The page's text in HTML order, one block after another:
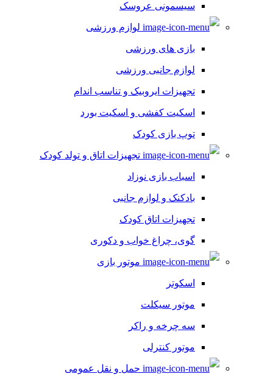
سیسمونی عروسک
لوازم ورزشی
بازی های ورزشی
لوازم جانبی ورزشی
تجهیزات ایروبیک و تناسب اندام
اسکیت کفشی و اسکیت بورد
توپ بازی کودک
تجهیزات اتاق و تولد کودک
اسباب بازی نوزاد
بادکنک و لوازم جانبی
تجهیزات اتاق کودک
گوی، چراغ خواب و دکوری
موتور بازی
اسکوتر
موتور سیکلت
سه چرخه و راکر
موتور کنترلی
حمل و نقل عمومی